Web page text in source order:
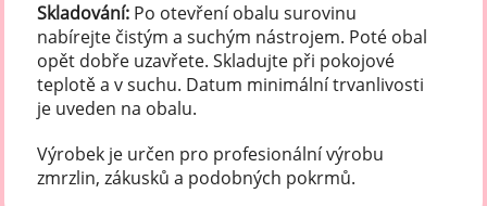
Skladování: Po otevření obalu surovinu
nabírejte čistým a suchým nástrojem. Poté obal
opět dobře uzavřete. Skladujte při pokojové
teplotě a v suchu. Datum minimální trvanlivosti
je uveden na obalu.
Výrobek je určen pro profesionální výrobu
zmrzlin, zákusků a podobných pokrmů.